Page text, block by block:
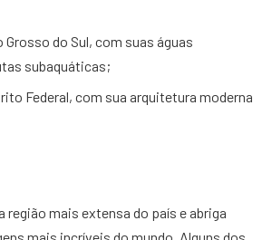
do Sul, com suas águas
subaquáticas;
Federal, com sua arquitetura moderna
região mais extensa do país e abriga